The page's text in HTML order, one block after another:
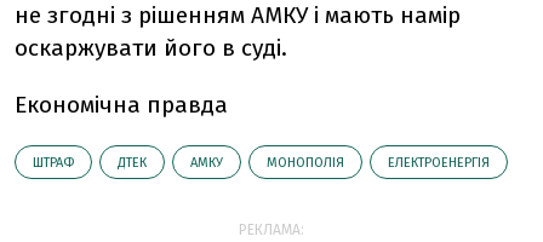
не згодні з рішенням АМКУ і мають намір
оскаржувати його в суді.
Економічна правда
ШТРАФ ДТЕК АМКУ МОНОПОЛІЯ ЕЛЕКТРОЕНЕРГІЯ
РЕКЛАМА: